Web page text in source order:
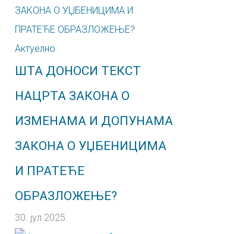
Актуелно
ШТА ДОНОСИ ТЕКСТ
НАЦРТА ЗАКОНА О
ИЗМЕНАМА И ДОПУНАМА
ЗАКОНА О УЏБЕНИЦИМА
И ПРАТЕЋЕ
ОБРАЗЛОЖЕЊЕ?
30. јул 2025.